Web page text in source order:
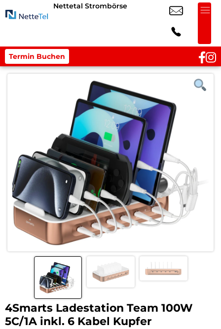
Nettetal Strombörse
Termin Buchen
4Smarts Ladestation Team 100W
5C/1A inkl. 6 Kabel Kupfer